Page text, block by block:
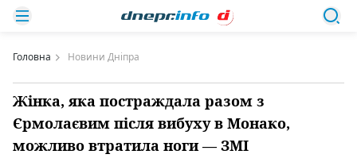
Головна Новини Дніпра
Жінка, яка постраждала разом з
Єрмолаєвим після вибуху в Монако,
можливо втратила ноги — ЗМІ